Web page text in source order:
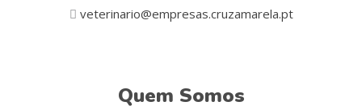
veterinario@empresas.cruzamarela.pt
Quem Somos